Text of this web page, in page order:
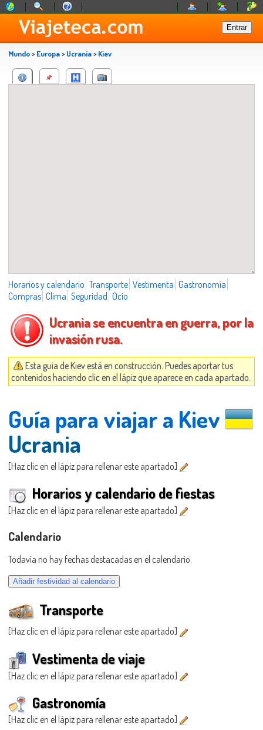
Mundo> Europa> Ucrania> Kiev
Horarios y calendario Transporte Vestimenta Gastronomía
Compras Clima Seguridad Ocio
Ucrania se encuentra en guerra, por la
invasión rusa.
Esta guía de Kiev está en construcción. Puedes aportar tus
contenidos haciendo clic en el lápiz que aparece en cada apartado.
Guía para viajar a Kiev
Ucrania
[Haz clic en el lápiz para rellenar este apartado]
Horarios y calendario de fiestas
[Haz clic en el lápiz para rellenar este apartado]
Calendario
Todavía no hay fechas destacadas en el calendario.
Transporte
[Haz clic en el lápiz para rellenar este apartado]
Vestimenta de viaje
[Haz clic en el lápiz para rellenar este apartado]
Gastronomía
[Haz clic en el lápiz para rellenar este apartado]